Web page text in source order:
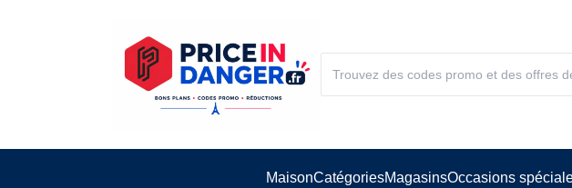
MaisonCatégoriesMagasinsOccasions